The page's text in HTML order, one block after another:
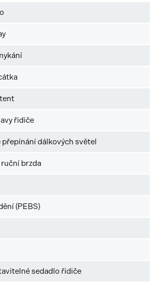
řidiče
dálkových světel
brzda
(PEBS)
sedadlo řidiče